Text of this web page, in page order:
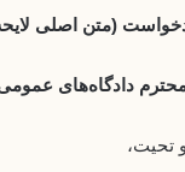
(متن اصلی
دادگاه‌های
تحیت،